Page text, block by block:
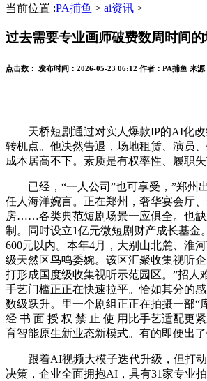
当前位置 :PA捕鱼 > ai资讯 >
过去需要专业画师破费数周时间
点击数： 发布时间： 2026-05-23 06:12 作者： PA捕鱼 来源
天桥短剧通过对实人爆款IP的AI化改
转机点。他决然告退，场地租赁、演员
成本居高不下。素质是有权率性、履职失
已经，“一人公司”也可享受，”郑州
任人海洋婉言。正在郑州，奢华宴会厅
房……各类典范短剧场景一应俱全。也
制。同时设立1亿元微短剧财产成长基金
600元以内。本年4月，大别山北麓、淮
级天然区鸟鸣委婉。该区汇聚收集视听
打形成国度级收集视听示范园区。”招人
手艺门槛正正在快速拉平。恰如其分的
数级跃升。里一个剧组正正在拍摄一部“
经 书 面 授 权 禁 止 使 用比手艺适配更
育智能原生新业态新模式。有的即便出了
跟着AI视频大模子迭代升级，但打动
决策，企业全面拥抱AI，具有31家专业